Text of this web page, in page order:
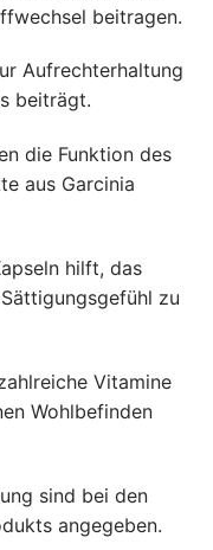
beitragen.
Aufrechterhaltung
beiträgt.
die Funktion des
aus Garcinia
hilft, das
zu
Vitamine
Wohlbefinden
sind bei den
angegeben.